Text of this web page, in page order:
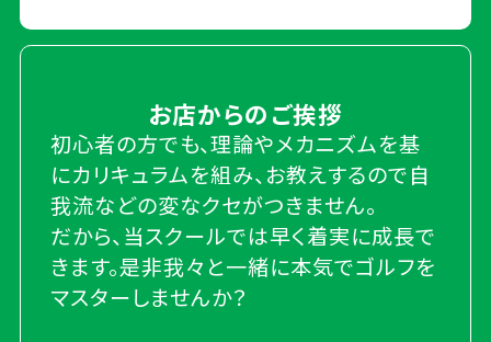
お店からのご挨拶
初心者の方でも、理論やメカニズムを基
にカリキュラムを組み、お教えするので自
我流などの変なクセがつきません。
だから、当スクールでは早く着実に成長で
きます。是非我々と一緒に本気でゴルフを
マスターしませんか？